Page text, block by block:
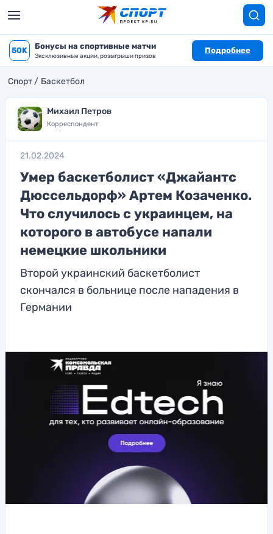
50K Бонусы на спортивные матчи
Эксклюзивные акции, розыгрыши призов
Подробнее
Спорт Баскетбол
Михаил Петров
Корреспондент
21.02.2024
Умер баскетболист «Джайантс
Дюссельдорф» Артем Козаченко.
Что случилось с украинцем, на
которого в автобусе напали
немецкие школьники
Второй украинский баскетболист
скончался в больнице после нападения в
Германии